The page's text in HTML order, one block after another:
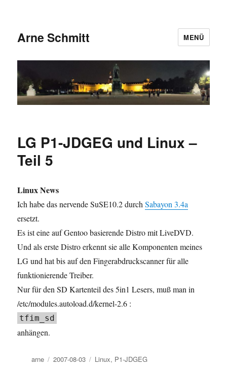
Arne Schmitt MENÜ
LG P1-JDGEG und Linux –
Teil 5
Linux News
Ich habe das nervende SuSE10.2 durchSabayon 3.4a
ersetzt.
Es ist eine auf Gentoo basierende Distro mit LiveDVD.
Und als erste Distro erkennt sie alle Komponenten meines
LG und hat bis auf den Fingerabdruckscanner für alle
funktionierende Treiber.
Nur für den SD Kartenteil des 5in1 Lesers, muß man in
/etc/modules.autoload.d/kernel-2.6 :
tfim_sd
anhängen.
Autor
arne
Veröffentlicht
2007-08-03 Kategorien
Linux, P1-JDGEG